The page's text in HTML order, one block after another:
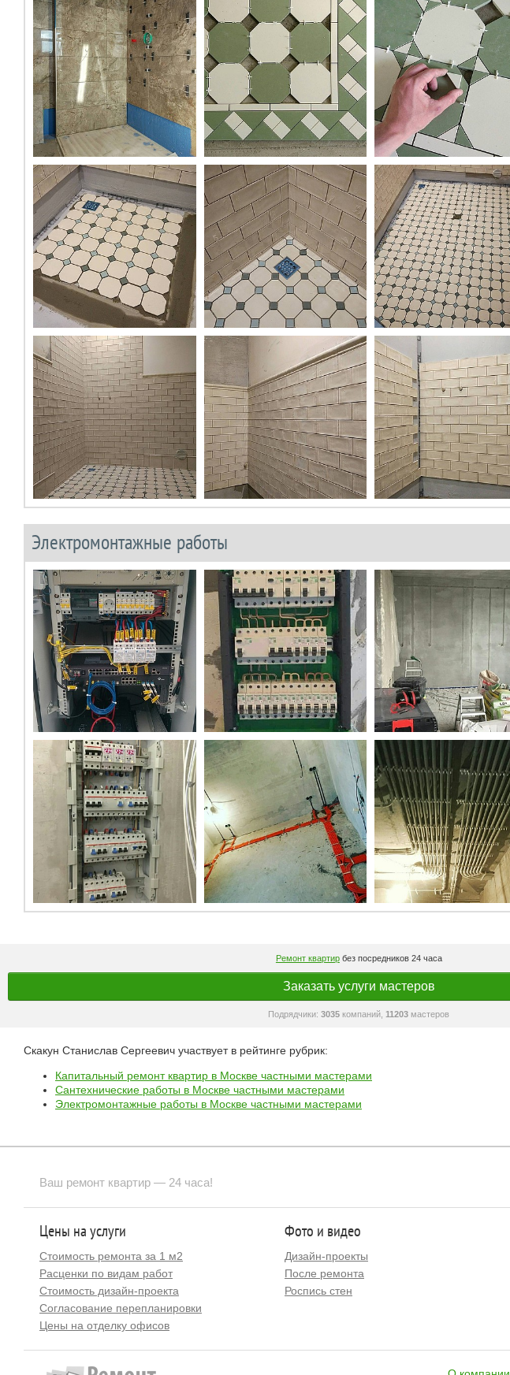
Электромонтажные работы
Ремонт квартирбез посредников 24 часа
Заказать услуги мастеров
Подрядчики:3035 компаний, 11203 мастеров
Скакун Станислав Сергеевич участвует в рейтинге рубрик:
Капитальный ремонт квартир в Москве частными мастерами
Сантехнические работы в Москве частными мастерами
Электромонтажные работы в Москве частными мастерами
Ваш ремонт квартир — 24 часа!
Цены на услуги
Стоимость ремонта за 1 м2
Расценки по видам работ
Стоимость дизайн-проекта
Согласование перепланировки
Цены на отделку офисов
Фото и видео
Дизайн-проекты
После ремонта
Роспись стен